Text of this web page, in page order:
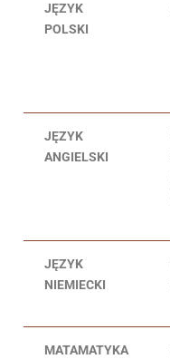
JĘZYK
POLSKI
JĘZYK
ANGIELSKI
JĘZYK
NIEMIECKI
MATAMATYKA